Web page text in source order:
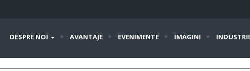
DESPRE NOI AVANTAJE EVENIMENTE IMAGINI INDUSTRII